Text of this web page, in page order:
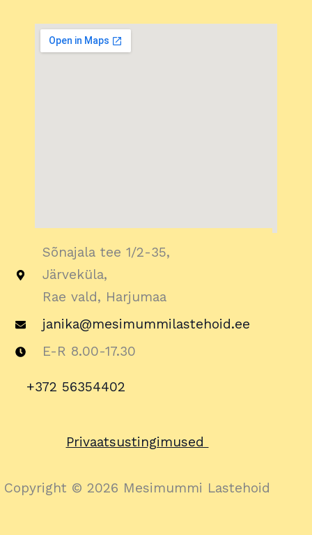
Sõnajala tee 1/2-35,
Järveküla,
Rae vald, Harjumaa
janika@mesimummilastehoid.ee
E-R 8.00-17.30
+372 56354402
Privaatsustingimused
Copyright © 2026 Mesimummi Lastehoid